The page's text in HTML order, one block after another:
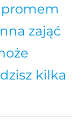
promem
zająć
kilka